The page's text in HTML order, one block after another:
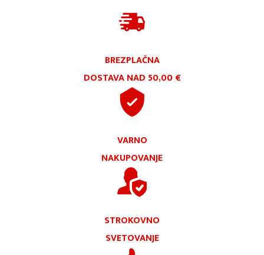
BREZPLAČNA
DOSTAVA NAD 50,00 €
VARNO
NAKUPOVANJE
STROKOVNO
SVETOVANJE